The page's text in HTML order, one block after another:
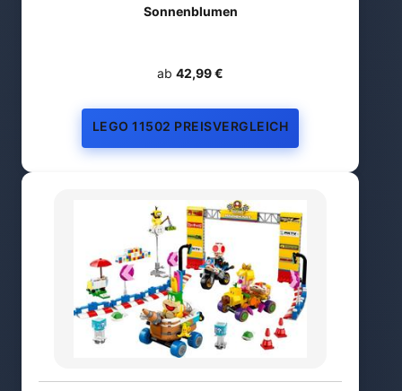
Sonnenblumen
ab 42,99 €
LEGO 11502 PREISVERGLEICH